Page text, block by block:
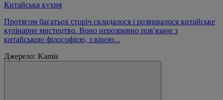
Китайська кухня
Протягом багатьох сторіч складалося і розвивалося китайське
кулінарне мистецтво. Воно нерозривно пов'язане з
китайською філософією, з вірою...
Джерело: Kamis